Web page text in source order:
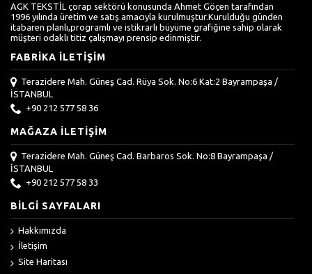
AGK TEKSTİL çorap sektörü konusunda Ahmet Göçen tarafından
1996 yılında üretim ve satış amacıyla kurulmuştur.Kurulduğu günden
itabaren planlı,programlı ve istikrarlı büyüme grafiğine sahip olarak
müşteri odaklı titiz çalışmayı prensip edinmiştir.
FABRIKA İLETIŞIM
Terazidere Mah. Güneş Cad. Rüya Sok. No:6 Kat:2 Bayrampaşa /
İSTANBUL
+90 212 577 58 36
MAĞAZA İLETIŞIM
Terazidere Mah. Güneş Cad. Barbaros Sok. No:8 Bayrampaşa /
İSTANBUL
+90 212 577 58 33
BILGI SAYFALARI
Hakkımızda
İletişim
Site Haritası